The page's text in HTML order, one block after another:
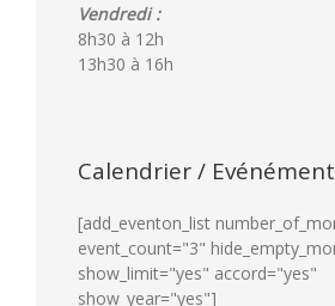
Vendredi :
8h30 à 12h
13h30 à 16h
Calendrier /
[add_eventon_list
event_count="3"
show_limit="yes" accord="yes"
show_year="yes"]